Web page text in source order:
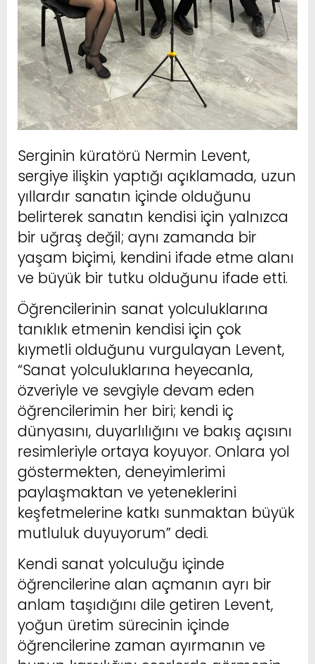
Serginin küratörü Nermin Levent,
sergiye ilişkin yaptığı açıklamada, uzun
yıllardır sanatın içinde olduğunu
belirterek sanatın kendisi için yalnızca
bir uğraş değil; aynı zamanda bir
yaşam biçimi, kendini ifade etme alanı
ve büyük bir tutku olduğunu ifade etti.
Öğrencilerinin sanat yolculuklarına
tanıklık etmenin kendisi için çok
kıymetli olduğunu vurgulayan Levent,
“Sanat yolculuklarına heyecanla,
özveriyle ve sevgiyle devam eden
öğrencilerimin her biri; kendi iç
dünyasını, duyarlılığını ve bakış açısını
resimleriyle ortaya koyuyor. Onlara yol
göstermekten, deneyimlerimi
paylaşmaktan ve yeteneklerini
keşfetmelerine katkı sunmaktan büyük
mutluluk duyuyorum” dedi.
Kendi sanat yolculuğu içinde
öğrencilerine alan açmanın ayrı bir
anlam taşıdığını dile getiren Levent,
yoğun üretim sürecinin içinde
öğrencilerine zaman ayırmanın ve